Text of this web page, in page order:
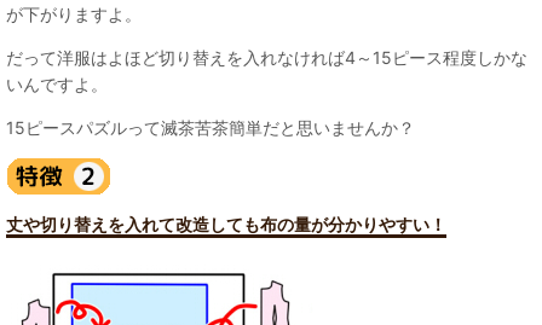
が下がりますよ。
だって洋服はよほど切り替えを入れなければ4～15ピース程度しかな
いんですよ。
15ピースパズルって滅茶苦茶簡単だと思いませんか？
丈や切り替えを入れて改造しても布の量が分かりやすい！